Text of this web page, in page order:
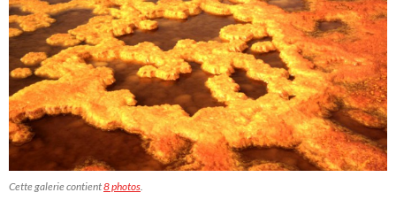
Cette galerie contient8 photos.